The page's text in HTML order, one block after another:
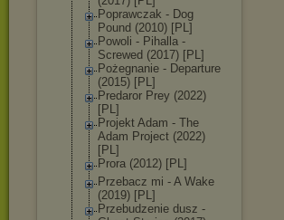
Poprawczak - Dog
Pound (2010) [PL]
Powoli - Pihalla -
Screwed (2017) [PL]
Pożegnanie - Departure
(2015) [PL]
Predaror Prey (2022)
[PL]
Projekt Adam - The
Adam Project (2022)
[PL]
Prora (2012) [PL]
Przebacz mi - A Wake
(2019) [PL]
Przebudzenie dusz -